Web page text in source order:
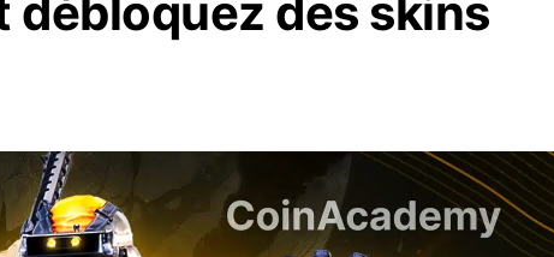
débloquez des skins